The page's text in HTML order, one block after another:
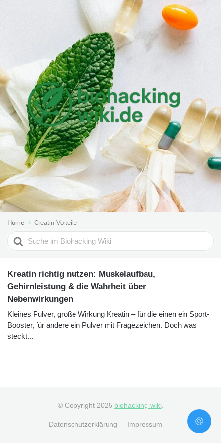
Home Creatin Vorteile
Search
For
Kreatin richtig nutzen: Muskelaufbau,
Gehirnleistung & die Wahrheit über
Nebenwirkungen
Kleines Pulver, große Wirkung Kreatin – für die einen ein Sport-
Booster, für andere ein Pulver mit Fragezeichen. Doch was
steckt...
© Copyright 2025 biohacking-wiki
Datenschutzerklärung Impressum